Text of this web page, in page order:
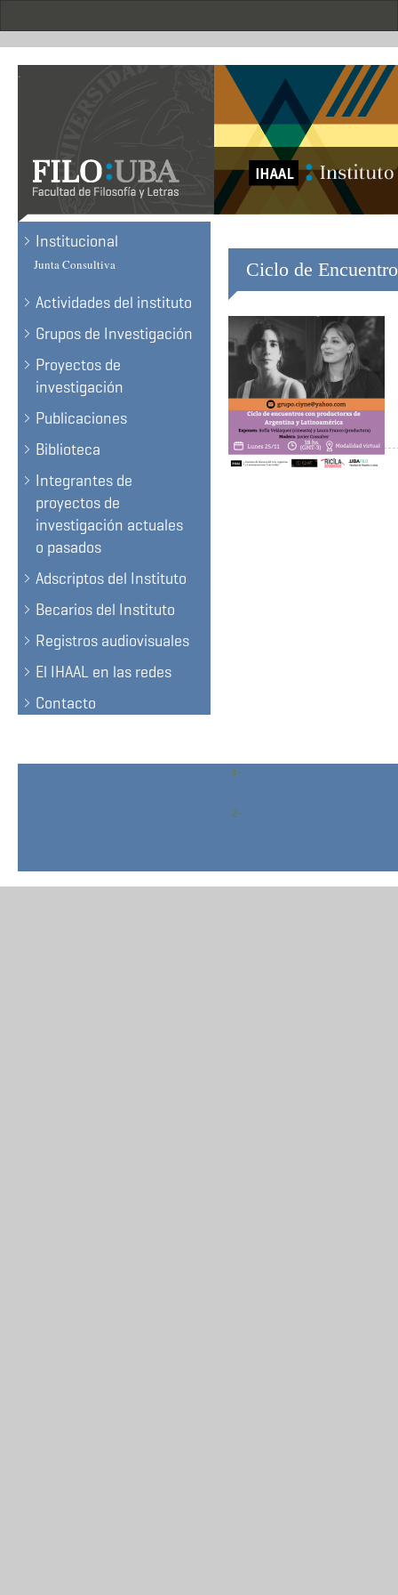
.
Institucional
Junta Consultiva
Actividades del instituto
Grupos de Investigación
Proyectos de
investigación
Publicaciones
Biblioteca
Integrantes de
proyectos de
investigación actuales
o pasados
Adscriptos del Instituto
Becarios del Instituto
Registros audiovisuales
El IHAAL en las redes
Contacto
Ciclo de